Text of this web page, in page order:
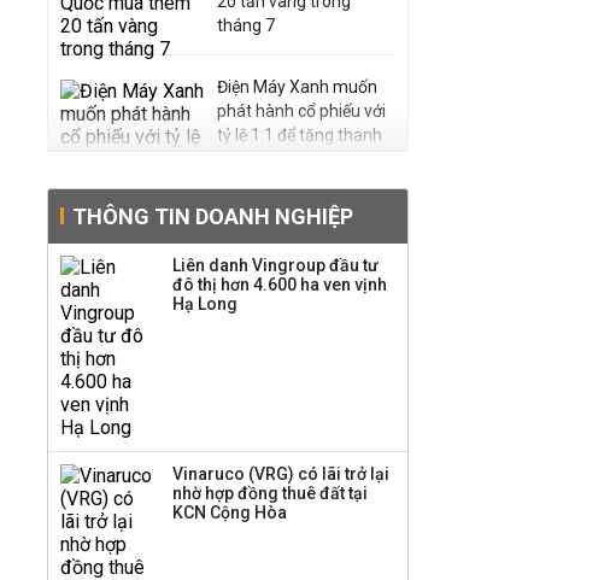
tháng 7
Điện Máy Xanh muốn
phát hành cổ phiếu với
tỷ lệ 1:1 để tăng thanh
Sau nhịp điều chỉnh
mạnh, CTCK nhìn thấy
cơ hội ở nhóm cổ phiếu
nào?
hàng
TOP 10 ngân hàng lãi
THÔNG TIN DOANH NGHIỆP
Liên danh Vingroup đầu tư
đô thị hơn 4.600 ha ven vịnh
Hạ Long
Vinaruco (VRG) có lãi trở lại
nhờ hợp đồng thuê đất tại
KCN Cộng Hòa